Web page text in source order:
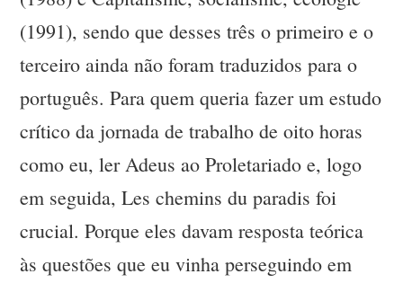
(1991), sendo que desses três o primeiro e o
terceiro ainda não foram traduzidos para o
português. Para quem queria fazer um estudo
crítico da jornada de trabalho de oito horas
como eu, ler Adeus ao Proletariado e, logo
em seguida, Les chemins du paradis foi
crucial. Porque eles davam resposta teórica
às questões que eu vinha perseguindo em